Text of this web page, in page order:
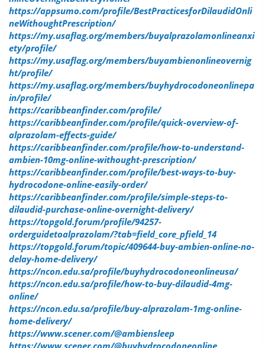
https://appsumo.com/profile/BestPracticesforDilaudidOnli
neWithoughtPrescription/
https://my.usaflag.org/members/buyalprazolamonlineanxi
ety/profile/
https://my.usaflag.org/members/buyambienonlineovernig
ht/profile/
https://my.usaflag.org/members/buyhydrocodoneonlinepa
in/profile/
https://caribbeanfinder.com/profile/
https://caribbeanfinder.com/profile/quick-overview-of-
alprazolam-effects-guide/
https://caribbeanfinder.com/profile/how-to-understand-
ambien-10mg-online-withought-prescription/
https://caribbeanfinder.com/profile/best-ways-to-buy-
hydrocodone-online-easily-order/
https://caribbeanfinder.com/profile/simple-steps-to-
dilaudid-purchase-online-overnight-delivery/
https://topgold.forum/profile/94257-
orderguidetoalprazolam/?tab=field_core_pfield_14
https://topgold.forum/topic/409644-buy-ambien-online-no-
delay-home-delivery/
https://ncon.edu.sa/profile/buyhydrocodoneonlineusa/
https://ncon.edu.sa/profile/how-to-buy-dilaudid-4mg-
online/
https://ncon.edu.sa/profile/buy-alprazolam-1mg-online-
home-delivery/
https://www.scener.com/@ambiensleep